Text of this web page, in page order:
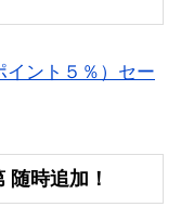
イント５％）セー
時追加！